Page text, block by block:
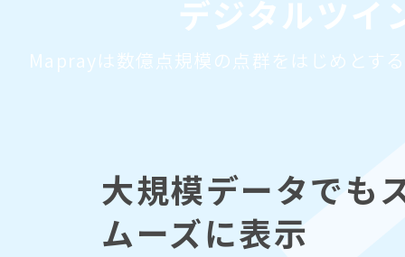
デジタルツイ
Maprayは数億点規模の点群をはじめとす
大規模データでも
ムーズに表示